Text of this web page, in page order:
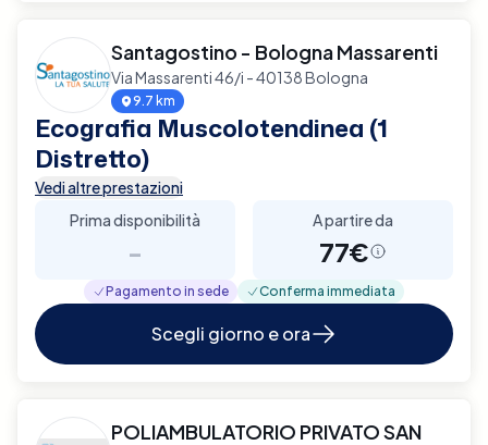
Santagostino - Bologna Massarenti
Via Massarenti 46/i - 40138 Bologna
9.7 km
Ecografia Muscolotendinea (1
Distretto)
Vedi altre prestazioni
Prima disponibilità
-
A partire da
77€
Pagamento in sede Conferma immediata
Scegli giorno e ora
POLIAMBULATORIO PRIVATO SAN